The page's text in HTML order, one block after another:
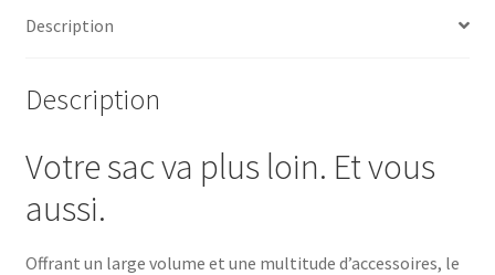
Description
Description
Votre sac va plus loin. Et vous
aussi.
Offrant un large volume et une multitude d’accessoires, le